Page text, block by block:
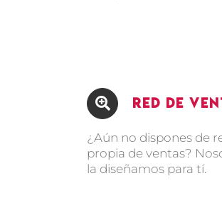
Red de
¿Aún no dispones de
propia de ventas?
la diseñamos para tí.